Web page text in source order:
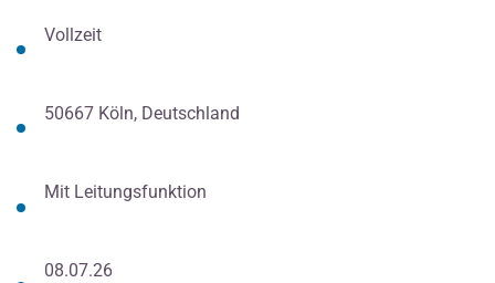
Vollzeit
50667 Köln, Deutschland
Mit Leitungsfunktion
08.07.26